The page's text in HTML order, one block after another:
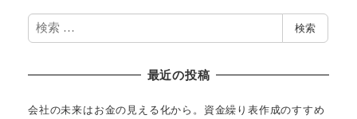
ポ
ー
検
索
検索
最近の投稿
会社の未来はお金の見える化から。資金繰り表作成のすすめ